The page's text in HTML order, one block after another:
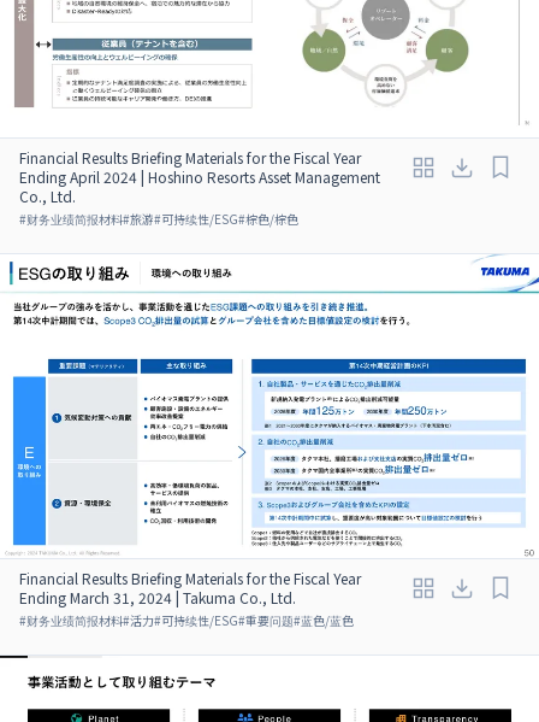
Financial Results Briefing Materials for the Fiscal Year
Ending April 2024 | Hoshino Resorts Asset Management
Co., Ltd.
#财务业绩简报材料#旅游#可持续性/ESG#棕色/棕色
Financial Results Briefing Materials for the Fiscal Year
Ending March 31, 2024 | Takuma Co., Ltd.
#财务业绩简报材料#活力#可持续性/ESG#重要问题#蓝色/蓝色